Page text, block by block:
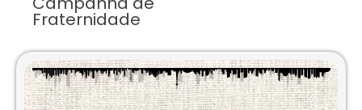
Fraternidade